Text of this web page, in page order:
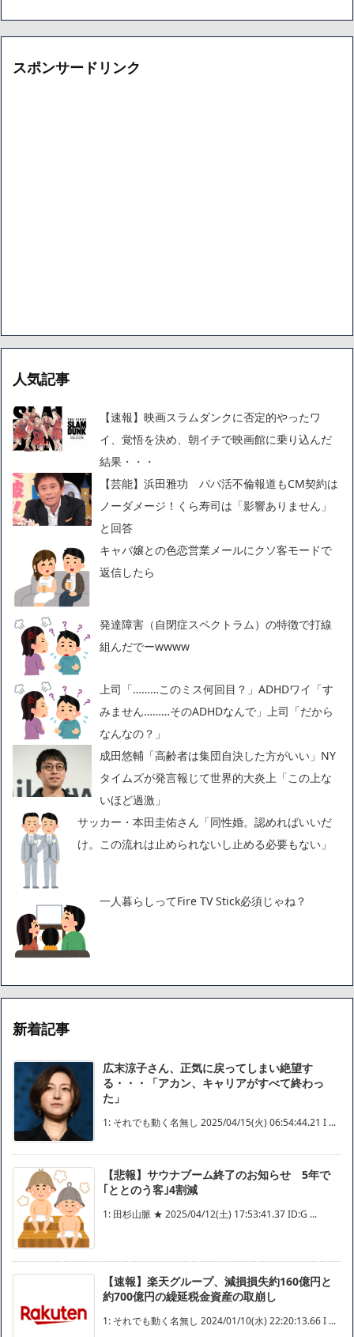
スポンサードリンク
人気記事
【速報】映画スラムダンクに否定的やったワ
イ、覚悟を決め、朝イチで映画館に乗り込んだ
結果・・・
【芸能】浜田雅功 パパ活不倫報道もCM契約は
ノーダメージ！くら寿司は「影響ありません」
と回答
キャバ嬢との色恋営業メールにクソ客モードで
返信したら
発達障害（自閉症スペクトラム）の特徴で打線
組んだでーwwww
上司「………このミス何回目？」ADHDワイ「す
みません………そのADHDなんで」上司「だから
なんなの？」
成田悠輔「高齢者は集団自決した方がいい」NY
タイムズが発言報じて世界的大炎上「この上な
いほど過激」
サッカー・本田圭佑さん「同性婚。認めればいいだ
け。この流れは止められないし止める必要もない」
一人暮らしってFire TV Stick必須じゃね？
新着記事
広末涼子さん、正気に戻ってしまい絶望す
る・・・「アカン、キャリアがすべて終わっ
た」
1: それでも動く名無し 2025/04/15(火) 06:54:44.21 I ...
【悲報】サウナブーム終了のお知らせ 5年で
｢ととのう客｣4割減
1: 田杉山脈 ★ 2025/04/12(土) 17:53:41.37 ID:G ...
【速報】楽天グループ、減損損失約160億円と
約700億円の繰延税金資産の取崩し
1: それでも動く名無し 2024/01/10(水) 22:20:13.66 I ...